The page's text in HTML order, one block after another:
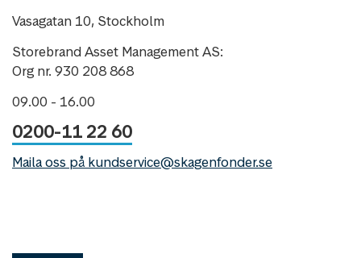
Vasagatan 10, Stockholm
Storebrand Asset Management AS:
Org nr. 930 208 868
09.00 - 16.00
0200-11 22 60
Maila oss på kundservice@skagenfonder.se